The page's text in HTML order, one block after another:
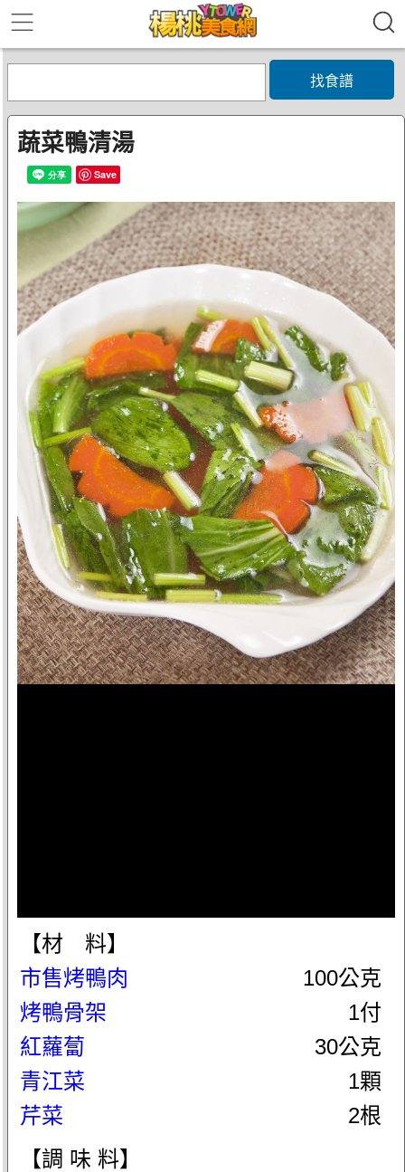
找食譜
蔬菜鴨清湯
Save
【材 料】
市售烤鴨肉
100公克
烤鴨骨架
1付
紅蘿蔔
30公克
青江菜
1顆
芹菜
2根
【調 味 料】